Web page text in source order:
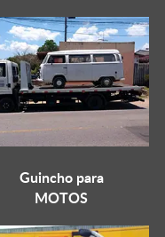
Guincho para
MOTOS